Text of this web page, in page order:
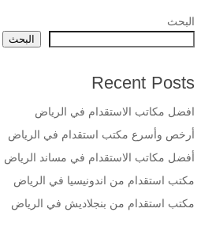
البحث
البحث
Recent Posts
افضل مكاتب الاستقدام في الرياض
أرخص وأسرع مكتب استقدام في الرياض
أفضل مكاتب الاستقدام في مساند الرياض
مكتب استقدام من اندونيسيا في الرياض
مكتب استقدام من بنجلاديش في الرياض